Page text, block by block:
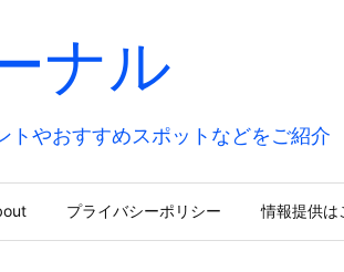
ナル
トやおすすめスポットなどをご紹介
プライバシーポリシー 情報提供は